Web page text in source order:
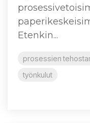
Etenkin...
prosessien
työnkulut